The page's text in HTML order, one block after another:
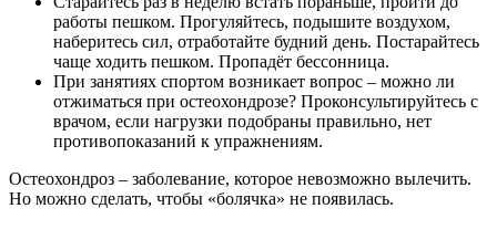
работы пешком. Прогуляйтесь, подышите воздухом,
наберитесь сил, отработайте будний день. Постарайтесь
чаще ходить пешком. Пропадёт бессонница.
При занятиях спортом возникает вопрос – можно ли
отжиматься при остеохондрозе? Проконсультируйтесь с
врачом, если нагрузки подобраны правильно, нет
противопоказаний к упражнениям.
Остеохондроз – заболевание, которое невозможно вылечить.
Но можно сделать, чтобы «болячка» не появилась.